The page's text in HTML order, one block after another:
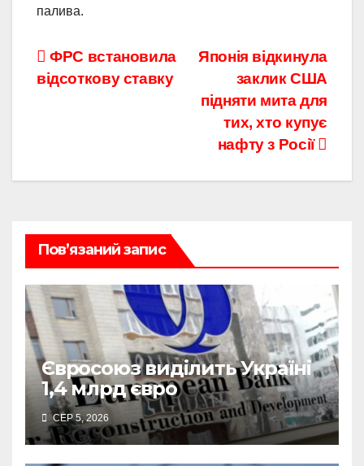
палива.
Навігація
записів
Японія відкинула
заклик США
підняти мита для
тих, хто купує
нафту з Росії
ФРС встановила
відсоткову ставку
Пов’язаний запис
Євросоюз виділить Україні
1,4 млрд євро
СЕР 5, 2026